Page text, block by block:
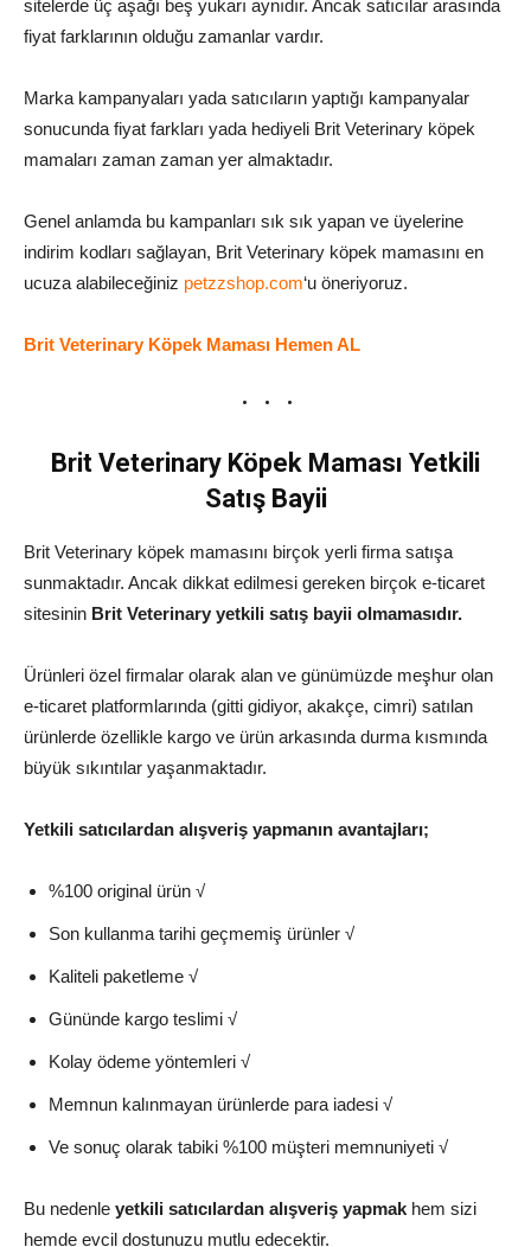
sitelerde üç aşağı beş yukarı aynıdır. Ancak satıcılar arasında
fiyat farklarının olduğu zamanlar vardır.
Marka kampanyaları yada satıcıların yaptığı kampanyalar
sonucunda fiyat farkları yada hediyeli Brit Veterinary köpek
mamaları zaman zaman yer almaktadır.
Genel anlamda bu kampanları sık sık yapan ve üyelerine
indirim kodları sağlayan, Brit Veterinary köpek mamasını en
ucuza alabileceğiniz petzzshop.com‘u öneriyoruz.
Brit Veterinary Köpek Maması Hemen AL
Brit Veterinary Köpek Maması Yetkili
Satış Bayii
Brit Veterinary köpek mamasını birçok yerli firma satışa
sunmaktadır. Ancak dikkat edilmesi gereken birçok e-ticaret
sitesinin Brit Veterinary yetkili satış bayii olmamasıdır.
Ürünleri özel firmalar olarak alan ve günümüzde meşhur olan
e-ticaret platformlarında (gitti gidiyor, akakçe, cimri) satılan
ürünlerde özellikle kargo ve ürün arkasında durma kısmında
büyük sıkıntılar yaşanmaktadır.
Yetkili satıcılardan alışveriş yapmanın avantajları;
%100 original ürün √
Son kullanma tarihi geçmemiş ürünler √
Kaliteli paketleme √
Gününde kargo teslimi √
Kolay ödeme yöntemleri √
Memnun kalınmayan ürünlerde para iadesi √
Ve sonuç olarak tabiki %100 müşteri memnuniyeti √
Bu nedenle yetkili satıcılardan alışveriş yapmak hem sizi
hemde evcil dostunuzu mutlu edecektir.